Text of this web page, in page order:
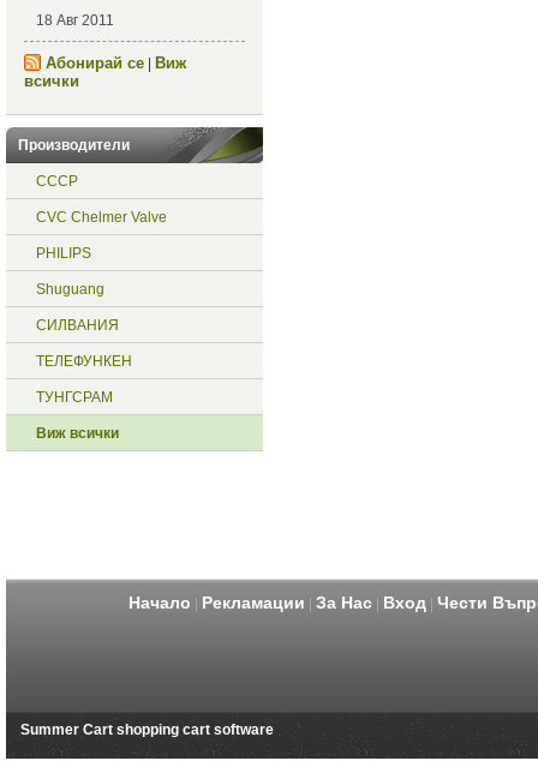
18 Авг 2011
Абонирай се|
Виж
всички
Производители
СССР
CVC Chelmer Valve
PHILIPS
Shuguang
СИЛВАНИЯ
ТЕЛЕФУНКЕН
ТУНГСРАМ
Виж всички
Начало Рекламации За Нас| Вход| Чести
Summer Cart shopping cart software